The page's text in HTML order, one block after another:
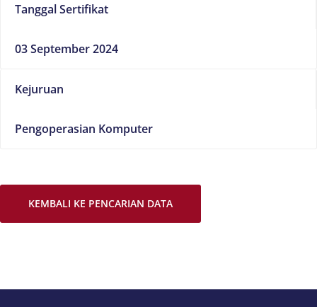
Tanggal Sertifikat
03 September 2024
Kejuruan
Pengoperasian Komputer
KEMBALI KE PENCARIAN DATA